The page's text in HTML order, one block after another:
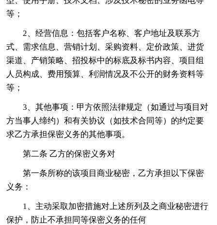
等；
2、经营信息：包括客户名称、客户地址及联系方
式、需求信息、营销计划、采购资料、定价政策、进货
渠道、产销策略、招投标中的标底及标书内容、项目组
人员构成、费用预算、利润情况及不公开的财务资料等
等；
3、其他事项：甲方依照法律规定（如通过与项目对
方当事人缔约）和有关协议（如技术合同等）的约定要
求乙方承担保密义务的其他事项。
第二条 乙方的保密义务对
第一条所称的该项目商业秘密，乙方承担以下保密
义务：
1、主动采取加密措施对上述所列及之商业秘密进行
保护，防止不承担同等保密义务的任何